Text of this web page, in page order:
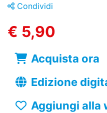
Condividi
€ 5,90
Acquista ora
Edizione
Aggiungi alla